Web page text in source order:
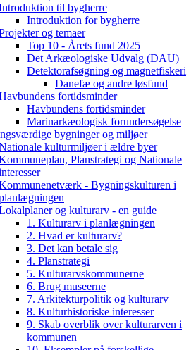
til bygherre
Introduktion for bygherre
og temaer
Top 10 - Årets fund 2025
Det Arkæologiske Udvalg (DAU)
Detektorafsøgning og magnetfiskeri
Danefæ og andre løsfund
fortidsminder
Havbundens fortidsminder
Marinarkæologisk forundersøgelse
bygninger og miljøer
kulturmiljøer i ældre byer
Planstrategi og Nationale
- Bygningskulturen i
og kulturarv - en guide
1. Kulturarv i planlægningen
2. Hvad er kulturarv?
3. Det kan betale sig
4. Planstrategi
5. Kulturarvskommunerne
6. Brug museerne
7. Arkitekturpolitik og kulturarv
8. Kulturhistoriske interesser
9. Skab overblik over kulturarven i
kommunen